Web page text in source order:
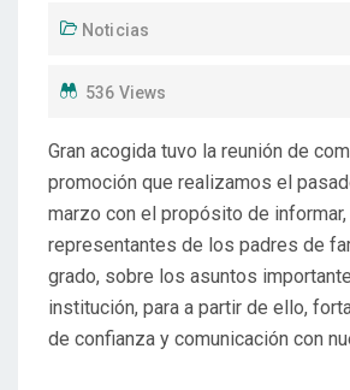
Noticias
536 Views
Gran acogida tuvo la reunión de
promoción que realizamos el
marzo con el propósito de
representantes de los padres de
grado, sobre los asuntos
institución, para a partir de ello,
de confianza y comunicación con